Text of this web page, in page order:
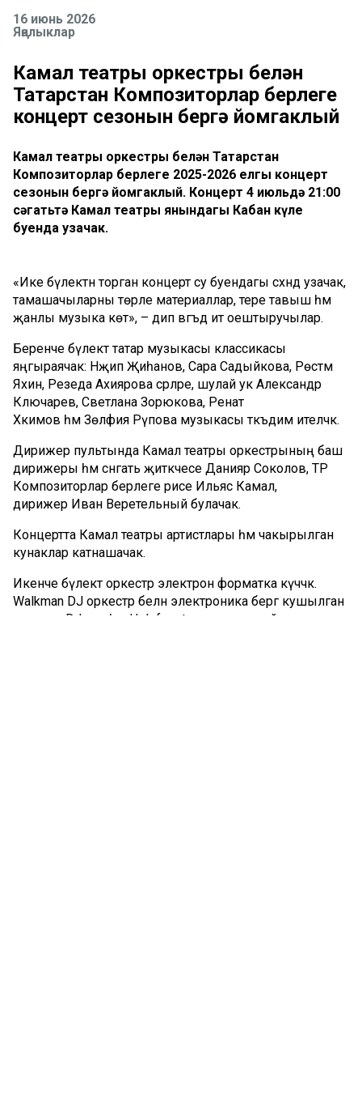
16 июнь 2026
Яңалыклар
Камал театры оркестры белән
Татарстан Композиторлар берлеге
концерт сезонын бергә йомгаклый
Камал театры оркестры белән Татарстан
Композиторлар берлеге 2025-2026 елгы концерт
сезонын бергә йомгаклый. Концерт 4 июльдә 21:00
сәгатьтә Камал театры янындагы Кабан күле
буенда узачак.
«Ике бүлектән торган концерт су буендагы сәхнәдә узачак,
тамашачыларны төрле материаллар, тере тавыш һәм
җанлы музыка көтә», – дип вәгъдә итә оештыручылар.
Беренче бүлектә татар музыкасы классикасы
яңгыраячак: Нәҗип Җиһанов, Сара Садыйкова, Рөстәм
Яхин, Резеда Ахиярова әсәрләре, шулай ук Александр
Ключарев, Светлана Зорюкова, Ренат
Хәкимов һәм Зөлфия Рәүпова музыкасы тәкъдим ителәчәк.
Дирижер пультында Камал театры оркестрының баш
дирижеры һәм сәнгать җитәкчесе Данияр Соколов, ТР
Композиторлар берлеге рәисе Ильяс Камал,
дирижер Иван Веретельный булачак.
Концертта Камал театры артистлары һәм чакырылган
кунаклар катнашачак.
Икенче бүлектә оркестр электрон форматка күчәчәк.
Walkman DJ оркестр белән электроника бергә кушылган
уникаль DJ-сет һәм Holofonote электрон лайв-сетын